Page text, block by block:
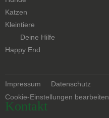
Katzen
Kleintiere
Navigation
überspringen
Deine Hilfe
Happy End
Navigation
überspringen
Impressum
Datenschutz
Cookie-Einstellungen bearbeiten
Kontakt